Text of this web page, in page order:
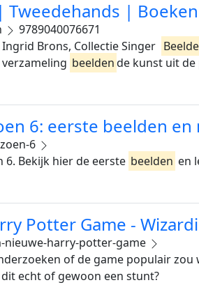
|
9789040076671
Brons, Collectie Singer 
beeldende kunst uit de
6: eerste beelden en
6
6. Bekijk hier de eerste beelden en
Potter Game -
nieuwe-harry-potter-game
of de game populair zou
echt of gewoon een stunt?